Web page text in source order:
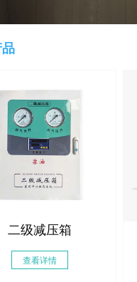
二级减压箱
查看详情